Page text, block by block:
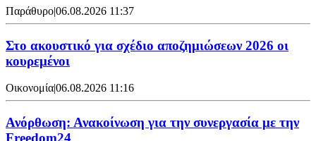
Παράθυρο|06.08.2026 11:37
Στο ακουστικό για σχέδιο αποζημιώσεων 2026 οι
κουρεμένοι
Οικονομία|06.08.2026 11:16
Ανόρθωση: Ανακοίνωση για την συνεργασία με την
Freedom24